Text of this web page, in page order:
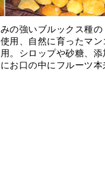
の強いブルックス種
用、自然に育ったマ
。シロップや砂糖、
お口の中にフルーツ